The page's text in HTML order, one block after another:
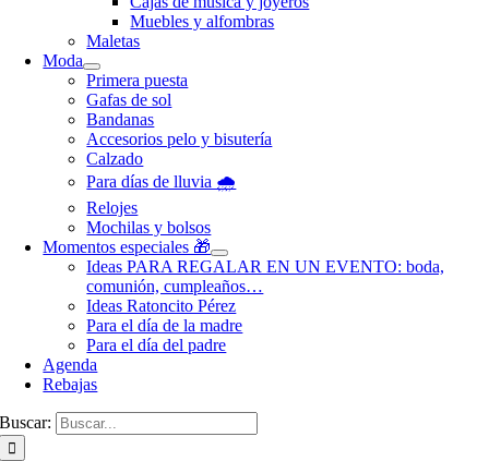
Muebles y alfombras
Maletas
Moda
Primera puesta
Gafas de sol
Bandanas
Accesorios pelo y bisutería
Calzado
Para días de lluvia 🌧️
Relojes
Mochilas y bolsos
Momentos especiales 🎁
Ideas PARA REGALAR EN UN EVENTO: boda,
comunión, cumpleaños…
Ideas Ratoncito Pérez
Para el día de la madre
Para el día del padre
Agenda
Rebajas
Buscar: